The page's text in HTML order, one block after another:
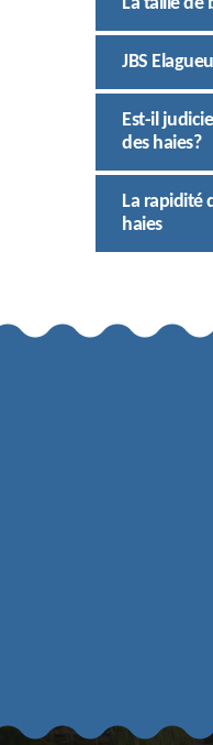
JBS
Est-il
des haies?
La rapidité
haies